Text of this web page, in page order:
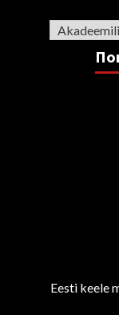
Рубрики
Eesti keele